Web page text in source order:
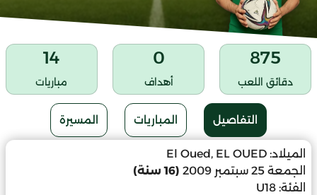
875
دقائق اللعب
0
أهداف
14
مباريات
التفاصيل المباريات المسيرة
الميلاد: El Oued, EL OUED
الجمعة 25 سبتمبر 2009
(16 سنة)
الفئة: U18